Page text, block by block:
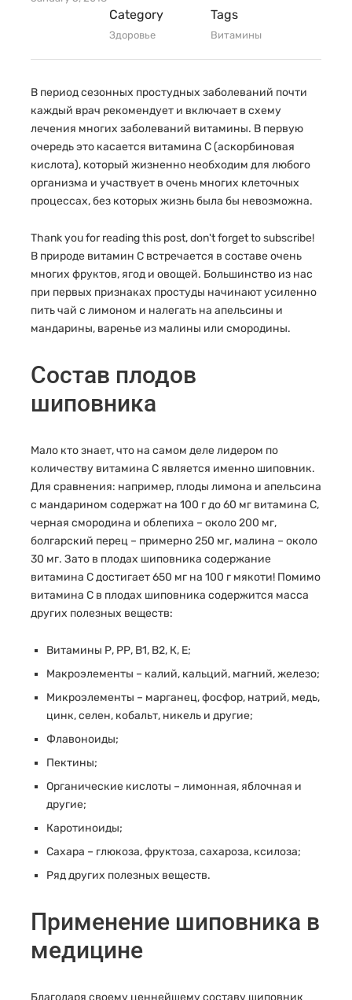
Category
Здоровье
Tags
Витамины
В период сезонных простудных заболеваний почти
каждый врач рекомендует и включает в схему
лечения многих заболеваний витамины. В первую
очередь это касается витамина С (аскорбиновая
кислота), который жизненно необходим для любого
организма и участвует в очень многих клеточных
процессах, без которых жизнь была бы невозможна.
Thank you for reading this post, don't forget to subscribe!
В природе витамин С встречается в составе очень
многих фруктов, ягод и овощей. Большинство из нас
при первых признаках простуды начинают усиленно
пить чай с лимоном и налегать на апельсины и
мандарины, варенье из малины или смородины.
Состав плодов
шиповника
Мало кто знает, что на самом деле лидером по
количеству витамина С является именно шиповник.
Для сравнения: например, плоды лимона и апельсина
с мандарином содержат на 100 г до 60 мг витамина С,
черная смородина и облепиха – около 200 мг,
болгарский перец – примерно 250 мг, малина – около
30 мг. Зато в плодах шиповника содержание
витамина С достигает 650 мг на 100 г мякоти! Помимо
витамина С в плодах шиповника содержится масса
других полезных веществ:
Витамины Р, РР, В1, В2, К, Е;
Макроэлементы – калий, кальций, магний, железо;
Микроэлементы – марганец, фосфор, натрий, медь,
цинк, селен, кобальт, никель и другие;
Флавоноиды;
Пектины;
Органические кислоты – лимонная, яблочная и
другие;
Каротиноиды;
Сахара – глюкоза, фруктоза, сахароза, ксилоза;
Ряд других полезных веществ.
Применение шиповника в
медицине
Благодаря своему ценнейшему составу шиповник